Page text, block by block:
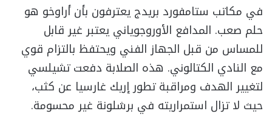
في مكاتب ستامفورد بريدج يعترفون بأن أراوخو هو
حلم صعب. المدافع الأوروجوياني يعتبر غير قابل
للمساس من قبل الجهاز الفني ويحتفظ بالتزام قوي
مع النادي الكتالوني. هذه الصلابة دفعت تشيلسي
لتغيير الهدف ومراقبة تطور إريك غارسيا عن كثب،
حيث لا تزال استمراريته في برشلونة غير محسومة.